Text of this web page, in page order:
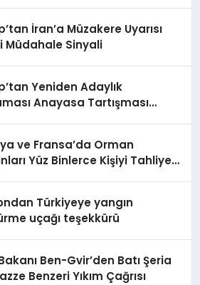
İran’a Müzakere Uyarısı
Müdahale Sinyali
Yeniden Adaylık
Anayasa Tartışması
ve Fransa’da Orman
Yüz Binlerce Kişiyi Tahliye
Türkiyeye yangın
uçağı teşekkürü
Ben-Gvir’den Batı Şeria
Benzeri Yıkım Çağrısı